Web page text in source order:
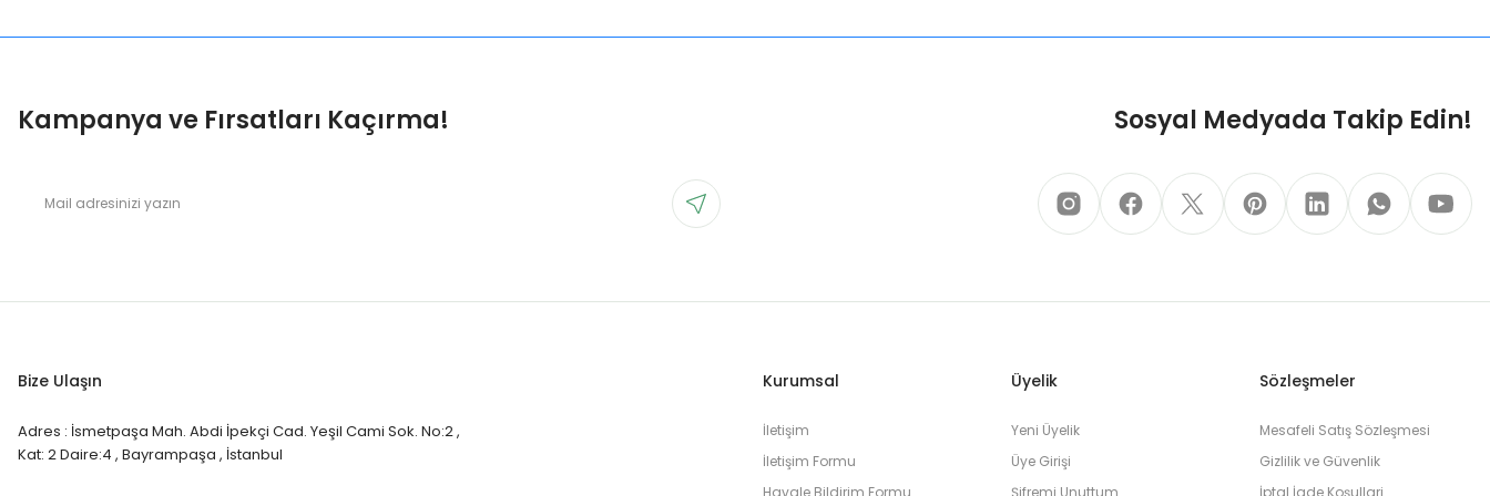
Kampanya ve Fırsatları Kaçırma! Sosyal Medyada Takip Edin!
Bize Ulaşın
Adres : İsmetpaşa Mah. Abdi İpekçi Cad. Yeşil Cami Sok. No:2 ,
Kat: 2 Daire:4 , Bayrampaşa , İstanbul
Kurumsal
İletişim
İletişim Formu
Havale Bildirim Formu
Üyelik
Yeni Üyelik
Üye Girişi
Şifremi Unuttum
Sözleşmeler
Mesafeli Satış Sözleşmesi
Gizlilik ve Güvenlik
İptal İade Koşullari